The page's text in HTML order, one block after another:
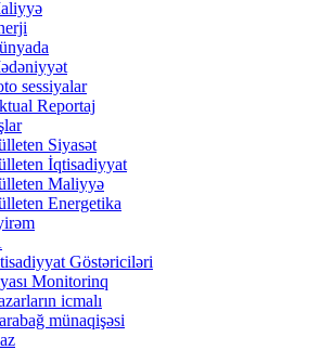
sessiyalar
Reportaj
Siyasət
İqtisadiyyat
Maliyyə
Energetika
Göstəriciləri
Monitorinq
icmalı
münaqişəsi